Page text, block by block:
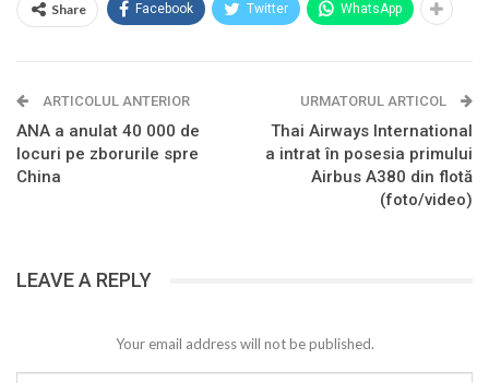
Share Facebook Twitter WhatsApp
ARTICOLUL ANTERIOR
ANA a anulat 40 000 de
locuri pe zborurile spre
China
URMATORUL ARTICOL
Thai Airways International
a intrat în posesia primului
Airbus A380 din flotă
(foto/video)
LEAVE A REPLY
Your email address will not be published.